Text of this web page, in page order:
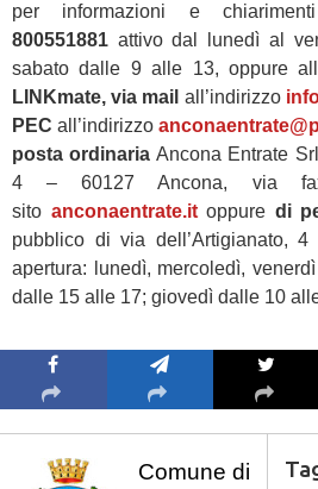
per informazioni e
800551881 attivo dal lunedì al
sabato dalle 9 alle 13, oppure
LINKmate, via mail all’indirizzo
PEC all’indirizzo
posta ordinaria Ancona Entrate
4 – 60127 Ancona, via
sito anconaentrate.itoppure di
pubblico di via dell’Artigianato,
apertura: lunedì, mercoledì,
dalle 15 alle 17; giovedì dalle 10
Comune di